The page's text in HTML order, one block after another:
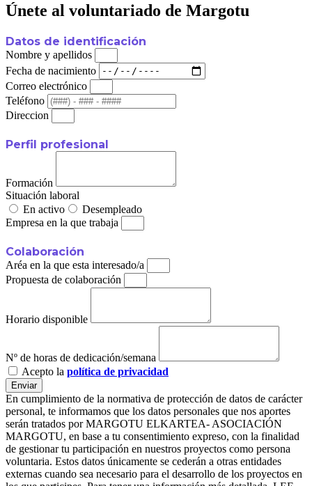
Únete al voluntariado de Margotu
Datos de identificación
Nombre y apellidos
Fecha de nacimiento
Correo electrónico
Teléfono
Direccion
Perfil profesional
Formación
Situación laboral
En activo
Desempleado
Empresa en la que trabaja
Colaboración
Aréa en la que esta interesado/a
Propuesta de colaboración
Horario disponible
Nº de horas de dedicación/semana
Acepto la política de privacidad
Enviar
En cumplimiento de la normativa de protección de datos de carácter
personal, te informamos que los datos personales que nos aportes
serán tratados por MARGOTU ELKARTEA- ASOCIACIÓN
MARGOTU, en base a tu consentimiento expreso, con la finalidad
de gestionar tu participación en nuestros proyectos como persona
voluntaria. Estos datos únicamente se cederán a otras entidades
externas cuando sea necesario para el desarrollo de los proyectos en